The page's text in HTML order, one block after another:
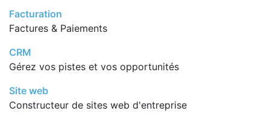
Facturation
Factures & Paiements
CRM
Gérez vos pistes et vos opportunités
Site web
Constructeur de sites web d'entreprise